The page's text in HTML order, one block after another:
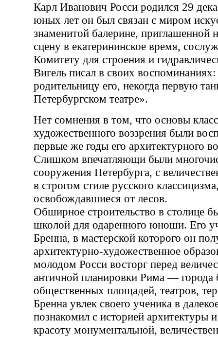
Карл Иванович Росси родился 29
юных лет он был связан с миром
знаменитой балерине, приглашенной
сцену в екатерининское время,
Комитету для строения и
Вигель писал в своих
родительницу его, некогда первую
Петербургском театре».
Нет сомнения в том, что основы
художественного воззрения были
первые же годы его архитектурного
Слишком впечатляющи были
сооружения Петербурга, с
в строгом стиле русского
освобождавшиеся от лесов.
Обширное строительство в столице
школой для одаренного юноши. Его
Бренна, в мастерской которого он
архитектурно-художественное
молодом Росси восторг перед
античной планировки Рима — города
общественных площадей, театров,
Бренна увлек своего ученика в
познакомил с историей архитектуры
красоту монументальной,